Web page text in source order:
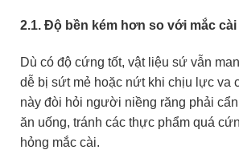
2.1. Độ bền kém hơn so với mắc
Dù có độ cứng tốt, vật liệu sứ vẫn
dễ bị sứt mẻ hoặc nứt khi chịu lực va
này đòi hỏi người niềng răng phải
ăn uống, tránh các thực phẩm quá
hỏng mắc cài.